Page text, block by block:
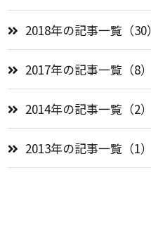
2018年の記事一覧（30）
2017年の記事一覧（8）
2014年の記事一覧（2）
2013年の記事一覧（1）